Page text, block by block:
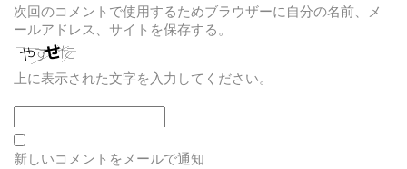
次回のコメントで使用するためブラウザーに自分の名前、メ
ールアドレス、サイトを保存する。
上に表示された文字を入力してください。
新しいコメントをメールで通知